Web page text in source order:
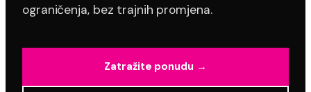
ograničenja, bez trajnih promjena.
Zatražite ponudu →